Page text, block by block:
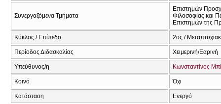
Συνεργαζόμενα Τμήματα
Επιστημών
Φιλοσοφίας και
Επιστημών της
Κύκλος / Επίπεδο 2ος /
Περίοδος Διδασκαλίας Χειμερινή/Εαρινή
Υπεύθυνος/η Κωνσταντίνος
Κοινό Όχι
Κατάσταση Ενεργό